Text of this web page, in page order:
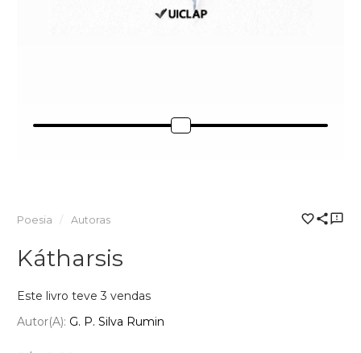
Poesia Autoras
Kátharsis
Este livro teve 3 vendas
Autor(a): G. P. Silva Rumin